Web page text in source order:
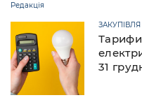
Редакція
Тарифи
31
ЗАКУПІВЛЯ